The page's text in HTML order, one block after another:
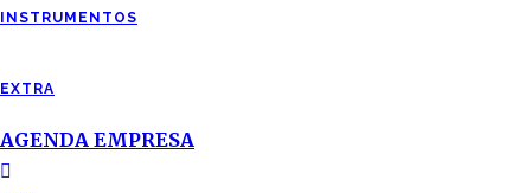
INSTRUMENTOS
EXTRA
AGENDA EMPRESA